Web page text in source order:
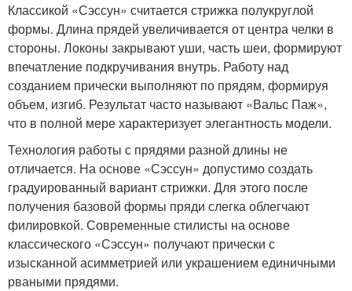
Классикой «Сэссун» считается стрижка полукруглой
формы. Длина прядей увеличивается от центра челки в
стороны. Локоны закрывают уши, часть шеи, формируют
впечатление подкручивания внутрь. Работу над
созданием прически выполняют по прядям, формируя
объем, изгиб. Результат часто называют «Вальс Паж»,
что в полной мере характеризует элегантность модели.
Технология работы с прядями разной длины не
отличается. На основе «Сэссун» допустимо создать
градуированный вариант стрижки. Для этого после
получения базовой формы пряди слегка облегчают
филировкой. Современные стилисты на основе
классического «Сэссун» получают прически с
изысканной асимметрией или украшением единичными
рваными прядями.